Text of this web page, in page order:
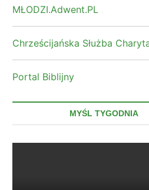
MŁODZI.Adwent.PL
Chrześcijańska Służba
Portal Biblijny
MYŚL TYGODNIA